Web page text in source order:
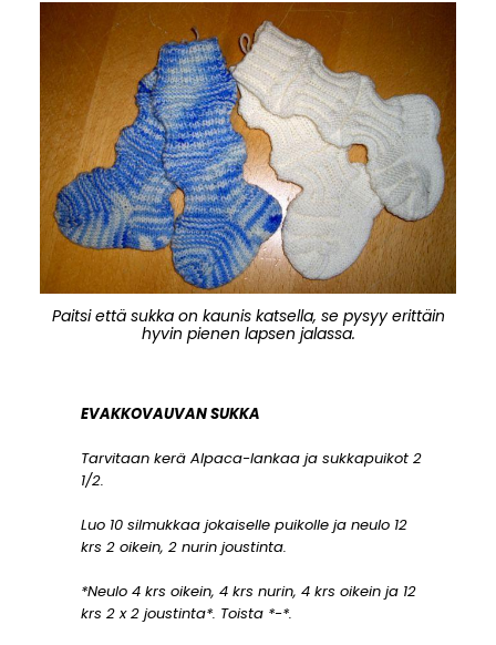
Paitsi että sukka on kaunis katsella, se pysyy erittäin
hyvin pienen lapsen jalassa.
EVAKKOVAUVAN SUKKA
Tarvitaan kerä Alpaca-lankaa ja sukkapuikot 2
1/2.
Luo 10 silmukkaa jokaiselle puikolle ja neulo 12
krs 2 oikein, 2 nurin joustinta.
*Neulo 4 krs oikein, 4 krs nurin, 4 krs oikein ja 12
krs 2 x 2 joustinta*. Toista *-*.